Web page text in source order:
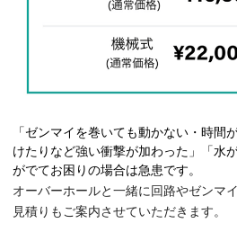
「ゼンマイを巻いても動かない・時間
けたりなど強い衝撃が加わった」「水
がでてお困りの場合は急患です。
オーバーホールと一緒に回路やゼンマ
見積りもご案内させていただきます。